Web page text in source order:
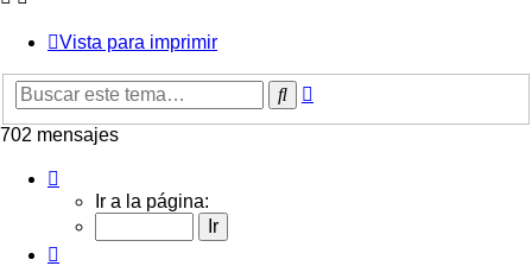
Vista para imprimir
Buscar
702 mensajes
51
71
Ir a la página: